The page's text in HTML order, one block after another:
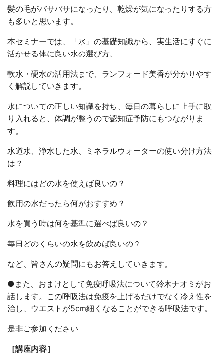
髪の毛がバサバサになったり、乾燥が気になったりする方
も多いと思います。
本セミナーでは、「水」の基礎知識から、実生活にすぐに
活かせる体に良い水の選び方、
軟水・硬水の活用法まで、ランフォード美香が分かりやす
く解説していきます。
水についての正しい知識を持ち、毎日の暮らしに上手に取
り入れると、体調が整うので認知症予防にもつながりま
す。
水道水、浄水した水、ミネラルウォーターの使い分け方法
は？
料理にはどの水を使えば良いの？
飲用の水だったら何がおすすめ？
水を買う時は何を基準に選べば良いの？
毎日どのくらいの水を飲めば良いの？
など、皆さんの疑問にもお答えしていきます。
●また、おまけとして免疫呼吸法について鈴木ナオミがお
話します。この呼吸法は免疫を上げるだけでなく冷え性を
治し、ウエストが5cm細くなることができる呼吸法です。
是非ご参加ください
［講座内容］